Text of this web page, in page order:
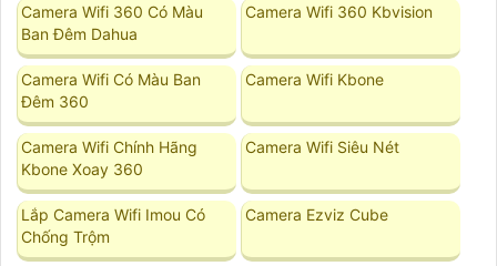
Camera Wifi 360 Có Màu
Ban Đêm Dahua
Camera Wifi 360 Kbvision
Camera Wifi Có Màu Ban
Đêm 360
Camera Wifi Kbone
Camera Wifi Chính Hãng
Kbone Xoay 360
Camera Wifi Siêu Nét
Lắp Camera Wifi Imou Có
Chống Trộm
Camera Ezviz Cube